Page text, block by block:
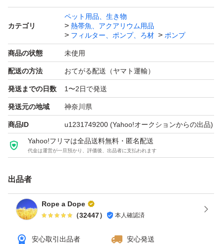
字あります。
塩ビ管 外径 18mm。 エアーコック部は内径4mmのソフト
チューブ（エアーチューブ、エアーホース）で接続可能で
す。
エアーコックはネジ締めしています。 キャップと共に接
着はしていません。気になる場合は接着してください。
在庫あればブロワと接続するホースとセットでも出品して
います。
複数または他の分岐数をご希望の場合は質問欄から要望く
エアーストーン等、アクア用品いろいろ出品しています。
クーポン使える場合、使うとお得です。ヤフオクは「ゴー
ルドクーポン」。 月による場合ありますが週末（土・
日）にもらえる事が多いです。 カテゴリ限定等、実施し
カテゴリ
ペット用品、生き物
熱帯魚、アクアリウム用品
フィルター、ポンプ、ろ材
ポンプ
商品の状態 未使用
配送の方法 おてがる配送（ヤマト運輸）
発送までの日数 1〜2日で発送
発送元の地域 神奈川県
商品ID u1231749200 (Yahoo!オークションからの出品)
Yahoo!フリマは全品送料無料・匿名配送
代金は運営が一旦預かり、評価後、出品者に支払われます
出品者
Rope a Dope
（32447） 本人確認済
安心取引出品者
安心発送